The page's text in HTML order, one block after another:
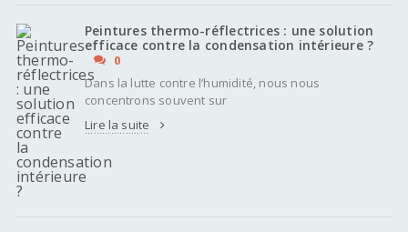
Peintures thermo-réflectrices : une solution
efficace contre la condensation intérieure ?
0
Dans la lutte contre l’humidité, nous nous
concentrons souvent sur
Lire la suite